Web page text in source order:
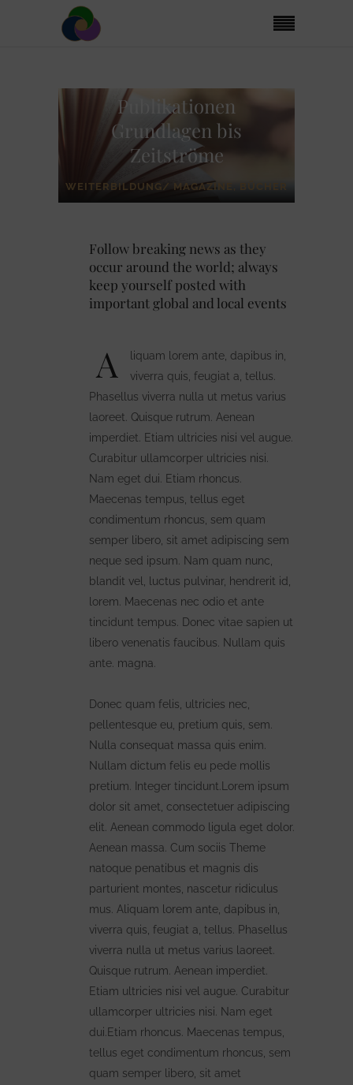
Publikationen
Grundlagen bis
Zeitströme
WEITERBILDUNG/ MAGAZINE, BÜCHER
Follow breaking news as they
occur around the world; always
keep yourself posted with
important global and local events
A
liquam lorem ante, dapibus in,
viverra quis, feugiat a, tellus.
Phasellus viverra nulla ut metus varius
laoreet. Quisque rutrum. Aenean
imperdiet. Etiam ultricies nisi vel augue.
Curabitur ullamcorper ultricies nisi.
Nam eget dui. Etiam rhoncus.
Maecenas tempus, tellus eget
condimentum rhoncus, sem quam
semper libero, sit amet adipiscing sem
neque sed ipsum. Nam quam nunc,
blandit vel, luctus pulvinar, hendrerit id,
lorem. Maecenas nec odio et ante
tincidunt tempus. Donec vitae sapien ut
libero venenatis faucibus. Nullam quis
ante. magna.
Donec quam felis, ultricies nec,
pellentesque eu, pretium quis, sem.
Nulla consequat massa quis enim.
Nullam dictum felis eu pede mollis
pretium. Integer tincidunt.Lorem ipsum
dolor sit amet, consectetuer adipiscing
elit. Aenean commodo ligula eget dolor.
Aenean massa. Cum sociis Theme
natoque penatibus et magnis dis
parturient montes, nascetur ridiculus
mus. Aliquam lorem ante, dapibus in,
viverra quis, feugiat a, tellus. Phasellus
viverra nulla ut metus varius laoreet.
Quisque rutrum. Aenean imperdiet.
Etiam ultricies nisi vel augue. Curabitur
ullamcorper ultricies nisi. Nam eget
dui.Etiam rhoncus. Maecenas tempus,
tellus eget condimentum rhoncus, sem
quam semper libero, sit amet